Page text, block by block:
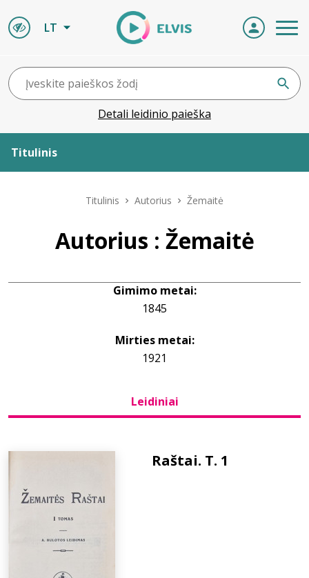
LT
Detali leidinio paieška
Titulinis
info@elvislab.lt
Titulinis Autorius Žemaitė
Autorius : Žemaitė
Gimimo metai:
1845
Mirties metai:
1921
Leidiniai
Raštai. T. 1